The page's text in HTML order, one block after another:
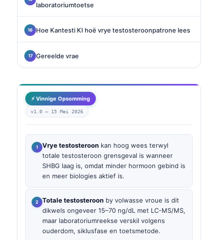
laboratoriumtoetse
Hoe Kantesti KI hoë vrye testosteroonpatrone lees
Gereelde vrae
⚡ Vinnige Opsomming
v1.0 — 15 Mei 2026
Vrye testosteroon kan hoog wees terwyl
totale testosteroon grensgeval is wanneer
SHBG laag is, omdat minder hormoon gebind is
en meer biologies aktief is.
Totale testosteroon by volwasse vroue is dit
dikwels ongeveer 15–70 ng/dL met LC-MS/MS,
maar laboratoriumreekse verskil volgens
ouderdom, siklusfase en toetsmetode.